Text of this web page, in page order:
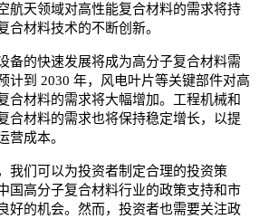
航天领域对高性能复合材料的需求将持
合材料技术的不断创新。
备的快速发展将成为高分子复合材料需
计到 2030 年，风电叶片等关键部件对高
合材料的需求将大幅增加。工程机械和
合材料的需求也将保持稳定增长，以提
营成本。
我们可以为投资者制定合理的投资策
国高分子复合材料行业的政策支持和市
好的机会。然而，投资者也需要关注政